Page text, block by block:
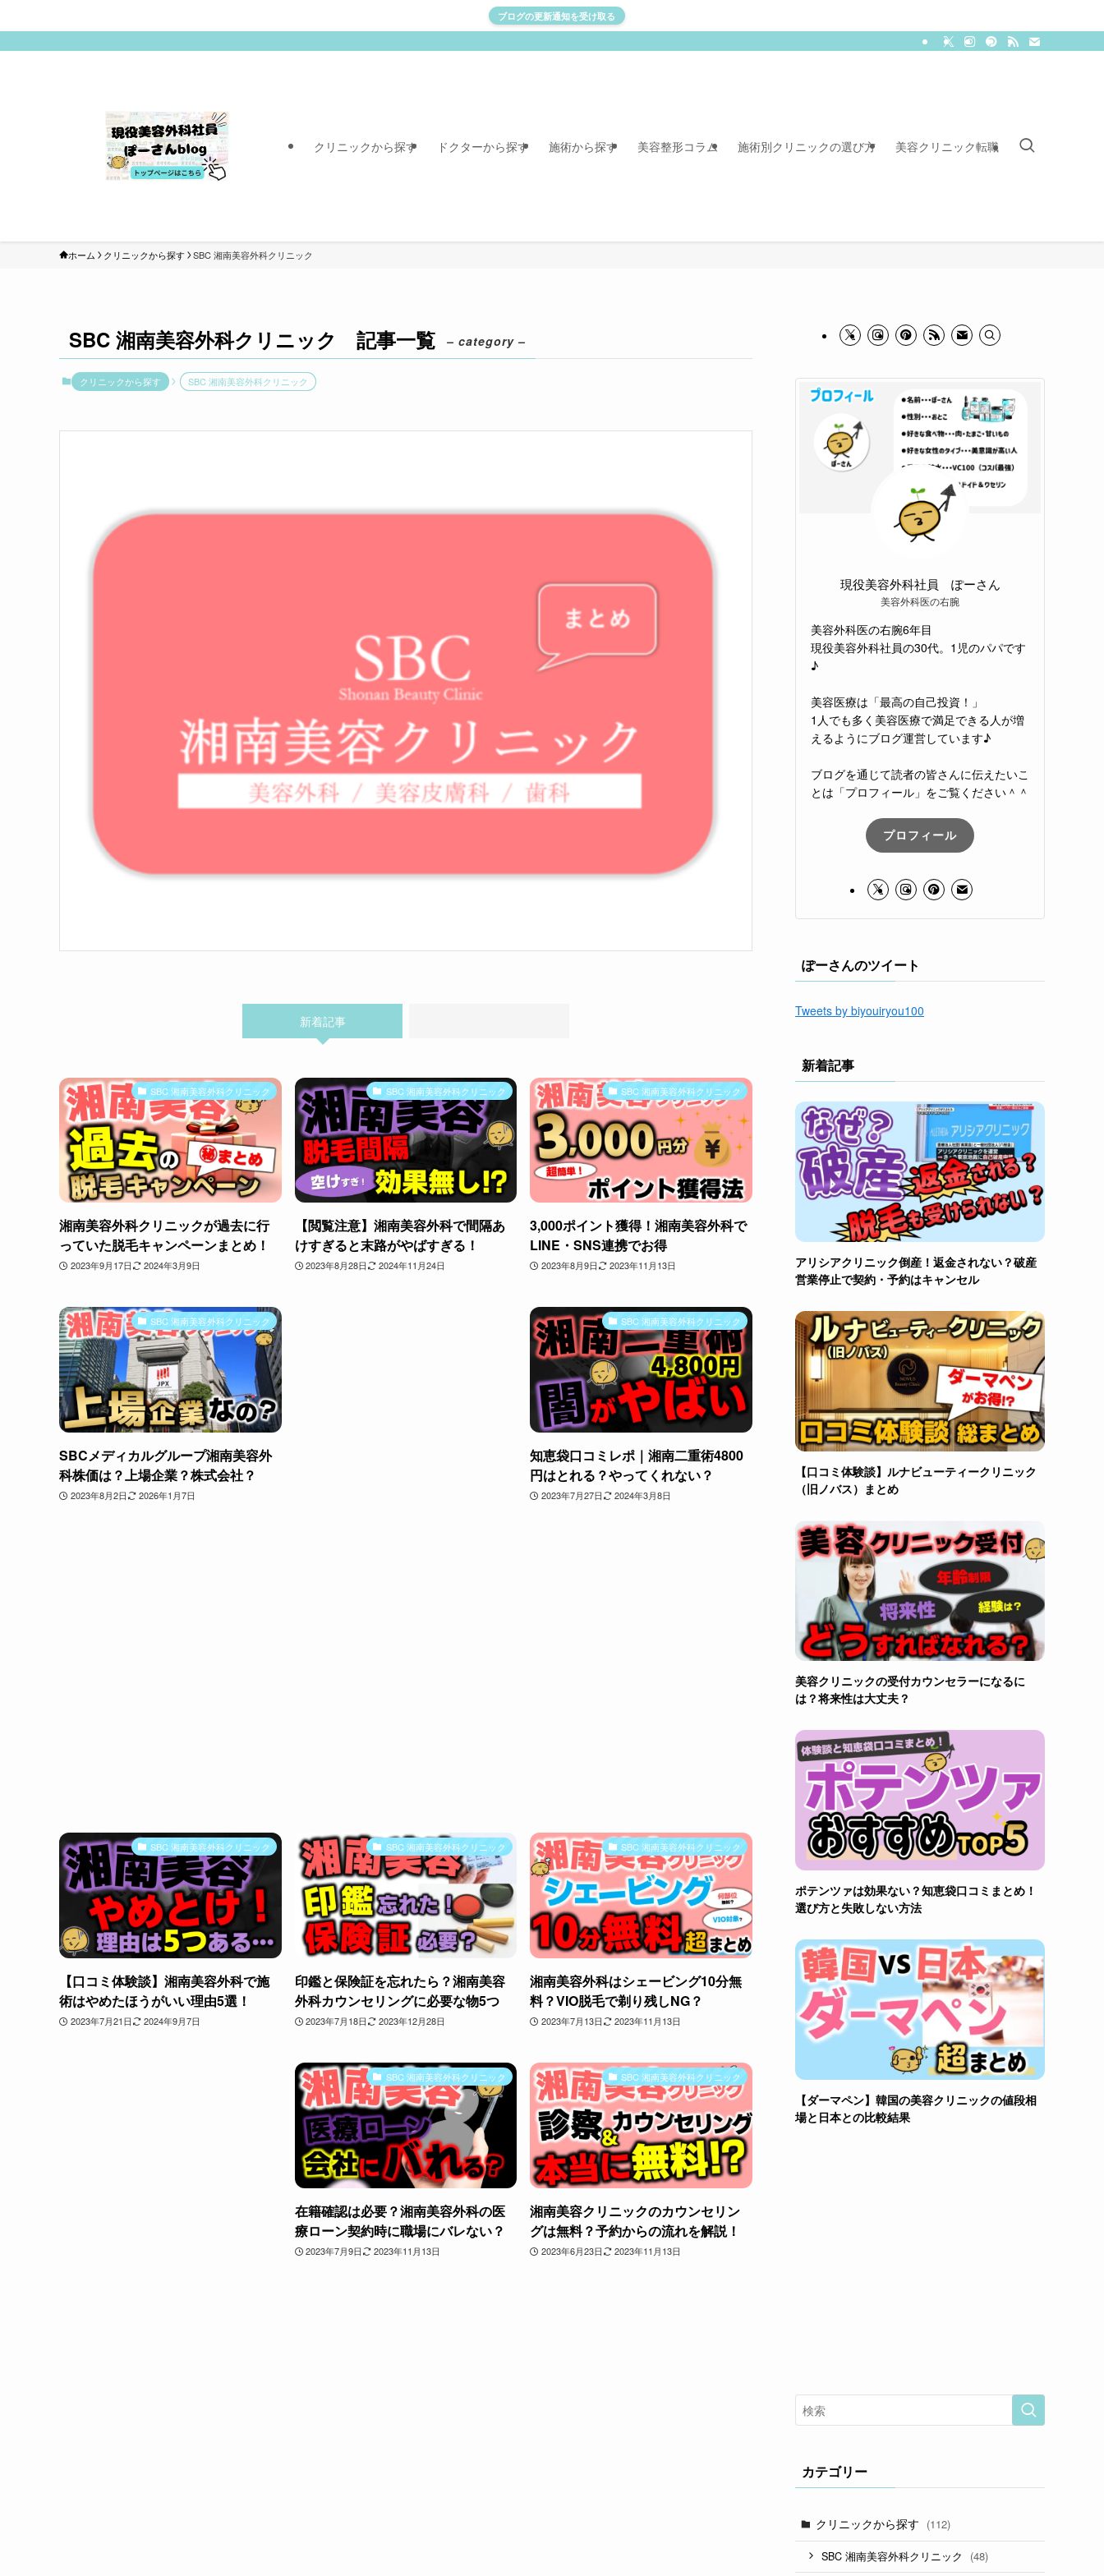
ブログの更新通知を受け取る
クリニックから探す ドクターから探す 施術から探す 美容整形コラム 施術別クリニックの選び方 美容クリニック転職
ホーム クリニックから探す SBC 湘南美容外科クリニック
SBC 湘南美容外科クリニック 記事一覧 – category –
クリニックから探す SBC 湘南美容外科クリニック
新着記事
SBC 湘南美容外科クリニック
湘南美容外科クリニックが過去に行
っていた脱毛キャンペーンまとめ！
2023年9月17日 2024年3月9日
SBC 湘南美容外科クリニック
【閲覧注意】湘南美容外科で間隔あ
けすぎると末路がやばすぎる！
2023年8月28日 2024年11月24日
SBC 湘南美容外科クリニック
3,000ポイント獲得！湘南美容外科で
LINE・SNS連携でお得
2023年8月9日 2023年11月13日
SBC 湘南美容外科クリニック
SBCメディカルグループ湘南美容外
科株価は？上場企業？株式会社？
2023年8月2日 2026年1月7日
SBC 湘南美容外科クリニック
知恵袋口コミレポ｜湘南二重術4800
円はとれる？やってくれない？
2023年7月27日 2024年3月8日
SBC 湘南美容外科クリニック
【口コミ体験談】湘南美容外科で施
術はやめたほうがいい理由5選！
2023年7月21日 2024年9月7日
SBC 湘南美容外科クリニック
印鑑と保険証を忘れたら？湘南美容
外科カウンセリングに必要な物5つ
2023年7月18日 2023年12月28日
SBC 湘南美容外科クリニック
湘南美容外科はシェービング10分無
料？VIO脱毛で剃り残しNG？
2023年7月13日 2023年11月13日
SBC 湘南美容外科クリニック
在籍確認は必要？湘南美容外科の医
療ローン契約時に職場にバレない？
2023年7月9日 2023年11月13日
SBC 湘南美容外科クリニック
湘南美容クリニックのカウンセリン
グは無料？予約からの流れを解説！
2023年6月23日 2023年11月13日
現役美容外科社員 ぽーさん
美容外科医の右腕
美容外科医の右腕6年目
現役美容外科社員の30代。1児のパパです
♪
美容医療は「最高の自己投資！」
1人でも多く美容医療で満足できる人が増
えるようにブログ運営しています♪
ブログを通じて読者の皆さんに伝えたいこ
とは「プロフィール」をご覧ください＾＾
プロフィール
ぽーさんのツイート
Tweets by biyouiryou100
新着記事
アリシアクリニック倒産！返金されない？破産
営業停止で契約・予約はキャンセル
【口コミ体験談】ルナビューティークリニック
（旧ノバス）まとめ
美容クリニックの受付カウンセラーになるに
は？将来性は大丈夫？
ポテンツァは効果ない？知恵袋口コミまとめ！
選び方と失敗しない方法
【ダーマペン】韓国の美容クリニックの値段相
場と日本との比較結果
カテゴリー
クリニックから探す (112)
SBC 湘南美容外科クリニック (48)